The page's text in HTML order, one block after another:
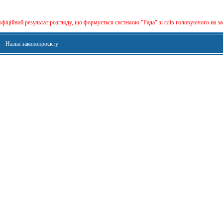
результат розгляду, що формується сиcтемою "Рада" зі слів головуючого на
Назва законопроєкту